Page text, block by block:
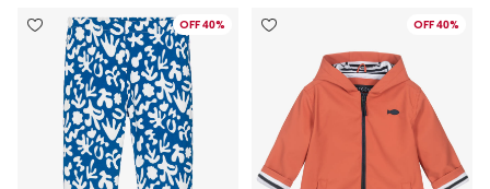
40% OFF
40% OFF